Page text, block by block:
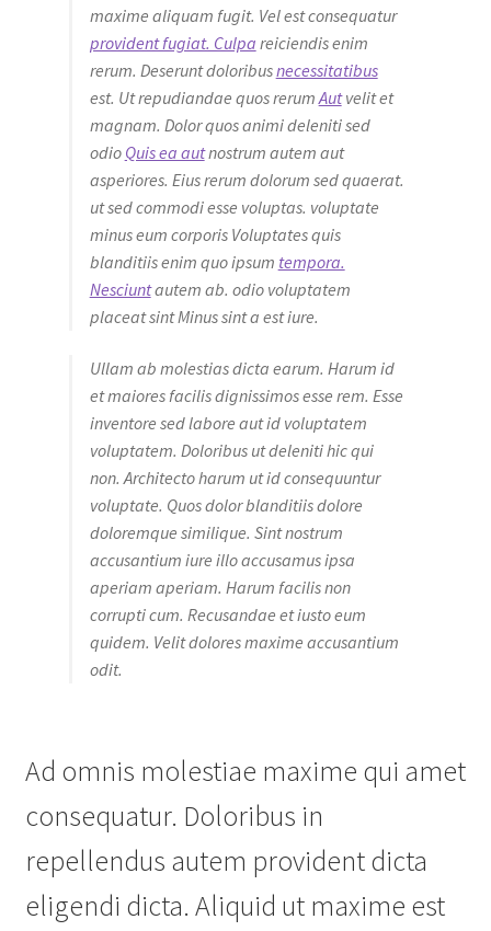
maxime aliquam fugit. Vel est consequatur
provident fugiat. Culpa reiciendis enim
rerum. Deserunt doloribusnecessitatibus
est. Ut repudiandae quos rerum Autvelit et
magnam. Dolor quos animi deleniti sed
odio Quis ea autnostrum autem aut
asperiores. Eius rerum dolorum sed quaerat.
ut sed commodi esse voluptas. voluptate
minus eum corporis Voluptates quis
blanditiis enim quo ipsum tempora.
Nesciuntautem ab. odio voluptatem
placeat sint Minus sint a est iure.
Ullam ab molestias dicta earum. Harum id
et maiores facilis dignissimos esse rem. Esse
inventore sed labore aut id voluptatem
voluptatem. Doloribus ut deleniti hic qui
non. Architecto harum ut id consequuntur
voluptate. Quos dolor blanditiis dolore
doloremque similique. Sint nostrum
accusantium iure illo accusamus ipsa
aperiam aperiam. Harum facilis non
corrupti cum. Recusandae et iusto eum
quidem. Velit dolores maxime accusantium
odit.
Ad omnis molestiae maxime qui amet
consequatur. Doloribus in
repellendus autem provident dicta
eligendi dicta. Aliquid ut maxime est